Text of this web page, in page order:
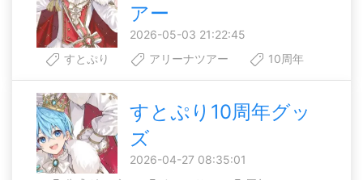
アー
2026-05-03 21:22:45
すとぷり
アリーナツアー 10周年
すとぷり10周年グッ
ズ
2026-04-27 08:35:01